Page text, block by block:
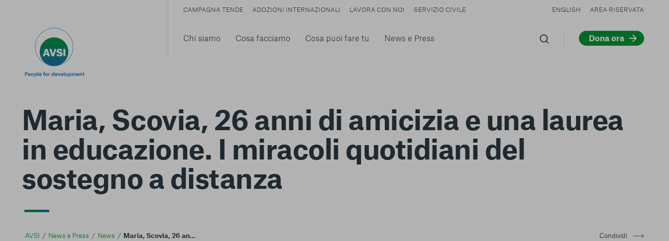
Chi siamo Cosa facciamo Cosa puoi fare tu News e Press Dona ora
CAMPAGNA TENDE ADOZIONI INTERNAZIONALI LAVORA CON NOI SERVIZIO CIVILE ENGLISH AREA RISERVATA
Maria, Scovia, 26 anni di amicizia e una laurea
in educazione. I miracoli quotidiani del
sostegno a distanza
AVSI News e Press News Maria, Scovia, 26 anni di amicizia e una laurea in educazione. I miracoli quotidiani del sostegno a distanza Condividi